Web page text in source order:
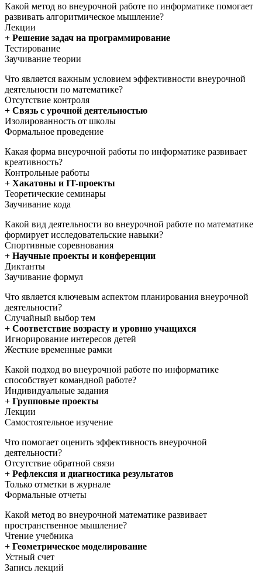
Какой метод во внеурочной работе по информатике помогает
развивать алгоритмическое мышление?
Лекции
+ Решение задач на программирование
Тестирование
Заучивание теории
Что является важным условием эффективности внеурочной
деятельности по математике?
Отсутствие контроля
+ Связь с урочной деятельностью
Изолированность от школы
Формальное проведение
Какая форма внеурочной работы по информатике развивает
креативность?
Контрольные работы
+ Хакатоны и IT-проекты
Теоретические семинары
Заучивание кода
Какой вид деятельности во внеурочной работе по математике
формирует исследовательские навыки?
Спортивные соревнования
+ Научные проекты и конференции
Диктанты
Заучивание формул
Что является ключевым аспектом планирования внеурочной
деятельности?
Случайный выбор тем
+ Соответствие возрасту и уровню учащихся
Игнорирование интересов детей
Жесткие временные рамки
Какой подход во внеурочной работе по информатике
способствует командной работе?
Индивидуальные задания
+ Групповые проекты
Лекции
Самостоятельное изучение
Что помогает оценить эффективность внеурочной
деятельности?
Отсутствие обратной связи
+ Рефлексия и диагностика результатов
Только отметки в журнале
Формальные отчеты
Какой метод во внеурочной математике развивает
пространственное мышление?
Чтение учебника
+ Геометрическое моделирование
Устный счет
Запись лекций